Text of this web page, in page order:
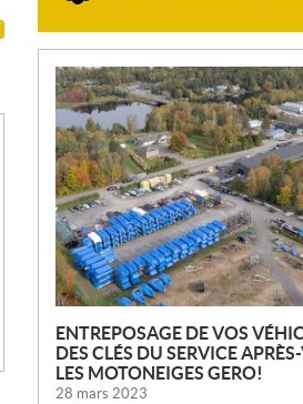
N
O
U
V
E
L
L
E
S
ENTREPOSAGE DE VOS
DES CLÉS DU SERVICE
LES MOTONEIGES GERO!
28 mars 2023